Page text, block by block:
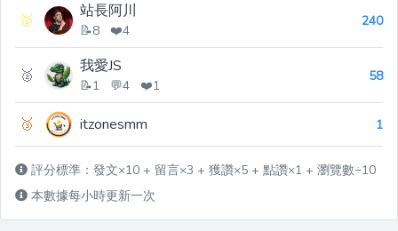
🥇 站長阿川
📝8 ❤️4
240
🥈 我愛JS
📝1 💬4 ❤️1
58
🥉 itzonesmm 1
評分標準：發文×10 + 留言×3 + 獲讚×5 + 點讚×1 + 瀏覽數÷10
本數據每小時更新一次